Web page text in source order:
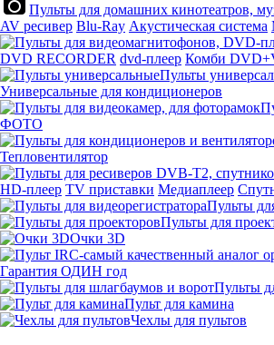
Пульты для домашних кинотеатров,
AV ресивер Blu-Ray Акустическая система
DVD RECORDER dvd-плеер Комби
Пульты
Универсальные для кондиционеров
ФОТО
Тепловентилятор
HD-плеер TV приставки Медиаплеер
Пульты
Пульты для
Очки 3D
Гарантия ОДИН год
Пульты
Пульт для камина
Чехлы для пультов